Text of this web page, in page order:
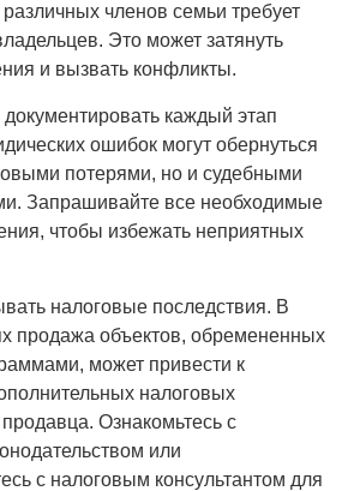
различных членов семьи требует
Это может затянуть
и вызвать конфликты.
каждый этап
ошибок могут обернуться
потерями, но и судебными
Запрашивайте все необходимые
чтобы избежать неприятных
налоговые последствия. В
продажа объектов, обремененных
может привести к
налоговых
Ознакомьтесь с
или
с налоговым консультантом для